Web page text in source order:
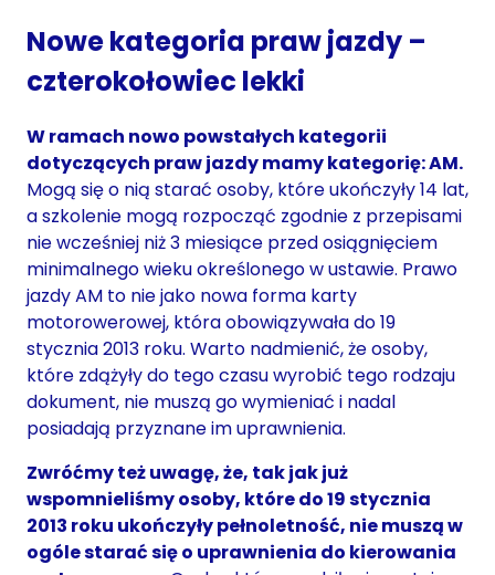
Nowe kategoria praw jazdy –
czterokołowiec lekki
W ramach nowo powstałych kategorii
dotyczących praw jazdy mamy kategorię: AM.
Mogą się o nią starać osoby, które ukończyły 14 lat,
a szkolenie mogą rozpocząć zgodnie z przepisami
nie wcześniej niż 3 miesiące przed osiągnięciem
minimalnego wieku określonego w ustawie. Prawo
jazdy AM to nie jako nowa forma karty
motorowerowej, która obowiązywała do 19
stycznia 2013 roku. Warto nadmienić, że osoby,
które zdążyły do tego czasu wyrobić tego rodzaju
dokument, nie muszą go wymieniać i nadal
posiadają przyznane im uprawnienia.
Zwróćmy też uwagę, że, tak jak już
wspomnieliśmy osoby, które do 19 stycznia
2013 roku ukończyły pełnoletność, nie muszą w
ogóle starać się o uprawnienia do kierowania